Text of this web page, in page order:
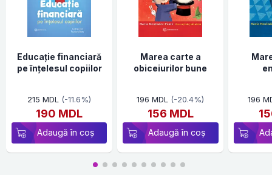
Educație financiară
pe înțelesul copiilor
215 MDL (-11.6%)
190 MDL
Adaugă în coș
Marea carte a
obiceiurilor bune
196 MDL (-20.4%)
156 MDL
Adaugă în coș
196